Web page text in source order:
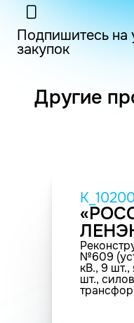
Подпишитесь на
закупок
Другие
№609
кВ., 9 шт.,
шт.,